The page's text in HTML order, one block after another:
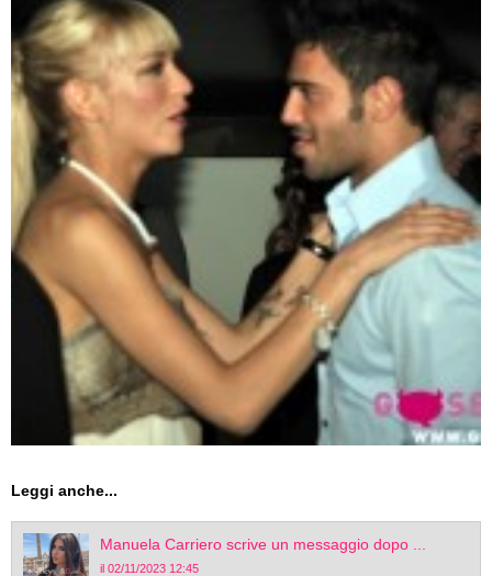
Leggi anche...
Manuela Carriero scrive un messaggio dopo ...
il 02/11/2023 12:45